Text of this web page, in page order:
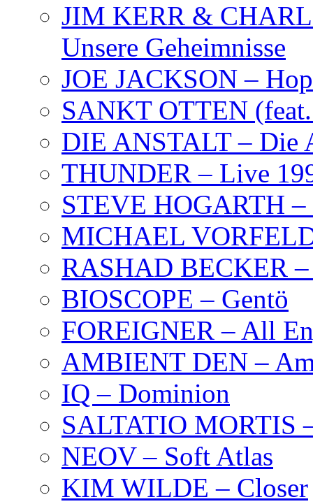
JIM KERR &
Unsere Geheimnisse
JOE JACKSON –
SANKT OTTEN
DIE ANSTALT – Die
THUNDER – Live
STEVE HOGARTH –
MICHAEL
RASHAD BECKER
BIOSCOPE – Gentö
FOREIGNER – All
AMBIENT DEN –
IQ – Dominion
SALTATIO MORTIS
NEOV – Soft Atlas
KIM WILDE – Closer